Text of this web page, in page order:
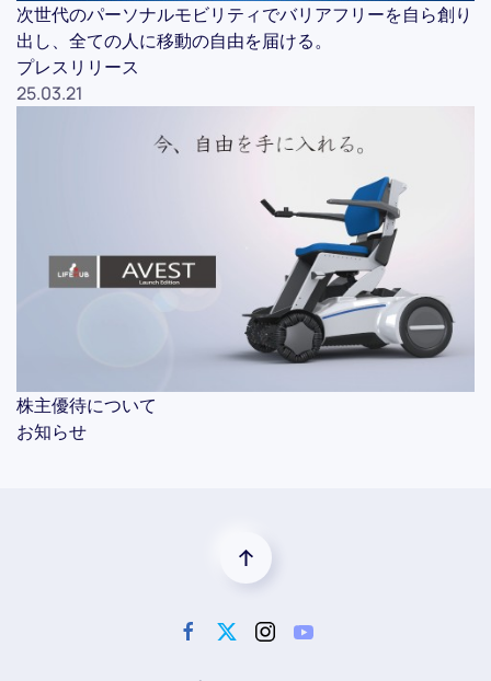
次世代のパーソナルモビリティでバリアフリーを自ら創り
出し、全ての人に移動の自由を届ける。
プレスリリース
25.03.21
株主優待について
お知らせ